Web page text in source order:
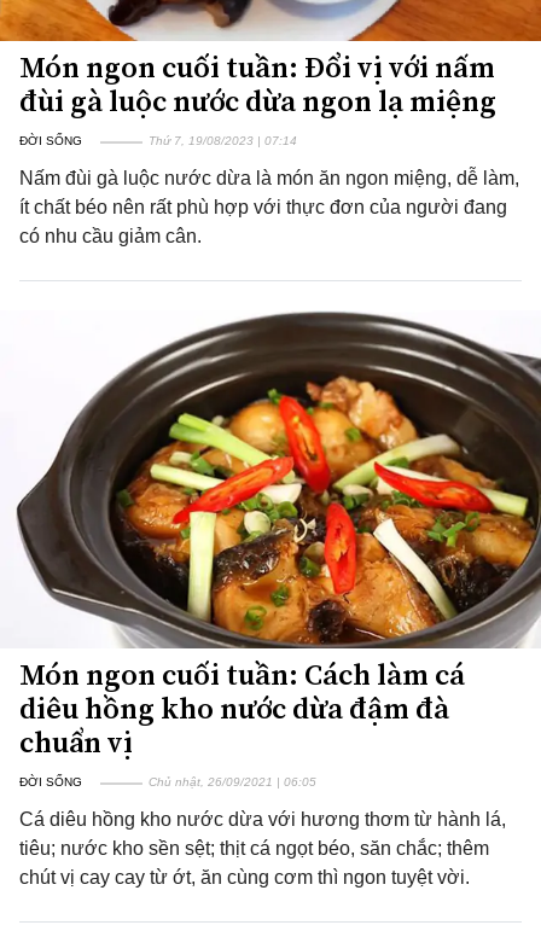
Món ngon cuối tuần: Đổi vị với nấm
đùi gà luộc nước dừa ngon lạ miệng
ĐỜI SỐNG Thứ 7, 19/08/2023 | 07:14
Nấm đùi gà luộc nước dừa là món ăn ngon miệng, dễ làm,
ít chất béo nên rất phù hợp với thực đơn của người đang
có nhu cầu giảm cân.
Món ngon cuối tuần: Cách làm cá
diêu hồng kho nước dừa đậm đà
chuẩn vị
ĐỜI SỐNG Chủ nhật, 26/09/2021 | 06:05
Cá diêu hồng kho nước dừa với hương thơm từ hành lá,
tiêu; nước kho sền sệt; thịt cá ngọt béo, săn chắc; thêm
chút vị cay cay từ ớt, ăn cùng cơm thì ngon tuyệt vời.